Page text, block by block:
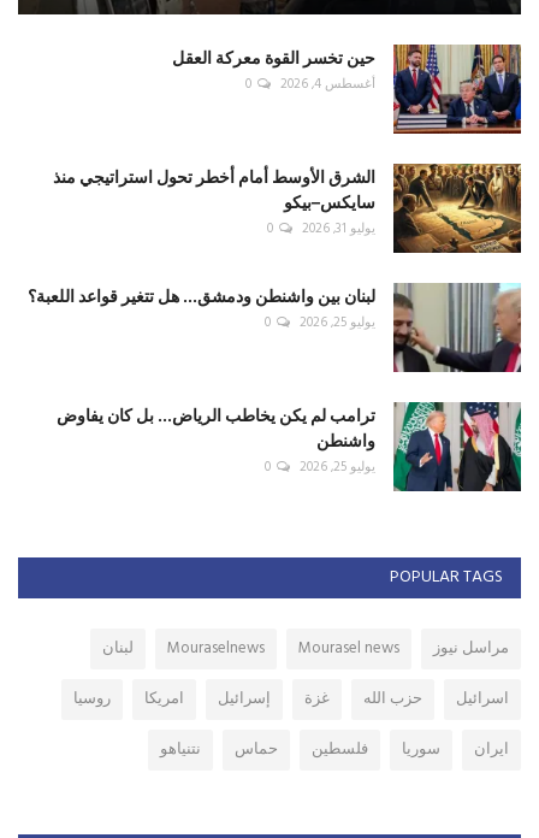
حين تخسر القوة معركة العقل
أغسطس 4, 2026 0
الشرق الأوسط أمام أخطر تحول استراتيجي منذ
سايكس–بيكو
يوليو 31, 2026 0
لبنان بين واشنطن ودمشق... هل تتغير قواعد اللعبة؟
يوليو 25, 2026 0
ترامب لم يكن يخاطب الرياض... بل كان يفاوض
واشنطن
يوليو 25, 2026 0
POPULAR TAGS
مراسل نيوز Mourasel news
Mouraselnews
لبنان
اسرائيل
حزب الله غزة إسرائيل امريكا
روسيا
ايران
سوريا فلسطين حماس نتنياهو